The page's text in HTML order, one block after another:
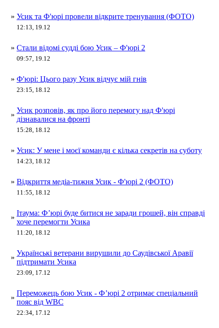
» Усик та Ф'юрі провели відкрите тренування (ФОТО)
12:13, 19.12
» Стали відомі судді бою Усик – Ф'юрі 2
09:57, 19.12
» Ф'юрі: Цього разу Усик відчує мій гнів
23:15, 18.12
»
Усик розповів, як про його перемогу над Ф'юрі
дізнавалися на фронті
15:28, 18.12
» Усик: У мене і моєї команди є кілька секретів на суботу
14:23, 18.12
» Відкриття медіа-тижня Усик - Ф'юрі 2 (ФОТО)
11:55, 18.12
»
Ітаума: Ф’юрі буде битися не заради грошей, він справді
хоче перемогти Усика
11:20, 18.12
»
Українські ветерани вирушили до Саудівської Аравії
підтримати Усика
23:09, 17.12
»
Переможець бою Усик - Ф’юрі 2 отримає спеціальний
пояс від WBC
22:34, 17.12